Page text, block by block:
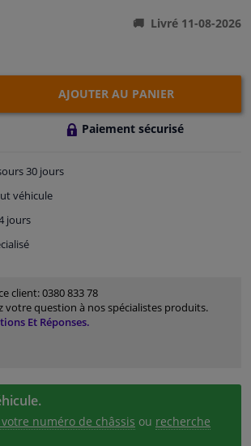
Livré 11-08-2026
AJOUTER AU PANIER
Paiement sécurisé
30 jours
véhicule
jours
client:0380 833 78
votre question à nos spécialistes produits.
Et Réponses.
numéro de châssis ou recherche